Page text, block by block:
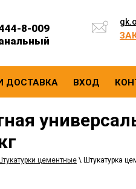
ДОСТАВКА ВХОД
8-009
цементные \ Штукатурка